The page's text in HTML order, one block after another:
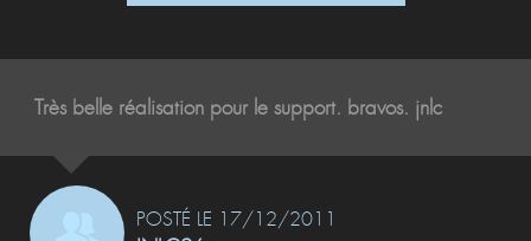
Très belle réalisation pour le support. bravos. jnlc
POSTÉ LE 17/12/2011